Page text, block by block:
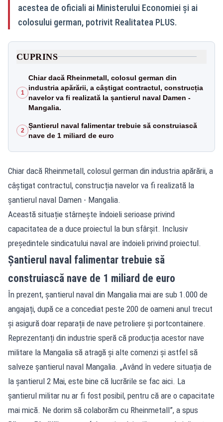
acestea de oficiali ai Ministerului Economiei și ai
colosului german, potrivit Realitatea PLUS.
CUPRINS
1
Chiar dacă Rheinmetall, colosul german din
industria apărării, a câștigat contractul, construcția
navelor va fi realizată la șantierul naval Damen -
Mangalia.
2
Șantierul naval falimentar trebuie să construiască
nave de 1 miliard de euro
Chiar dacă Rheinmetall, colosul german din industria apărării, a
câștigat contractul, construcția navelor va fi realizată la
șantierul naval Damen - Mangalia.
Această situație stârnește îndoieli serioase privind
capacitatea de a duce proiectul la bun sfârșit. Inclusiv
președintele sindicatului naval are îndoieli privind proiectul.
Șantierul naval falimentar trebuie să
construiască nave de 1 miliard de euro
În prezent, șantierul naval din Mangalia mai are sub 1.000 de
angajați, după ce a concediat peste 200 de oameni anul trecut
și asigură doar reparații de nave petroliere și portcontainere.
Reprezentanți din industrie speră că producția acestor nave
militare la Mangalia să atragă și alte comenzi și astfel să
salveze șantierul naval Mangalia. „Având în vedere situația de
la șantierul 2 Mai, este bine că lucrările se fac aici. La
șantierul militar nu ar fi fost posibil, pentru că are o capacitate
mai mică. Ne dorim să colaborăm cu Rheinmetall”, a spus